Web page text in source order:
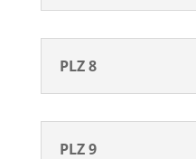
PLZ 8
PLZ 9